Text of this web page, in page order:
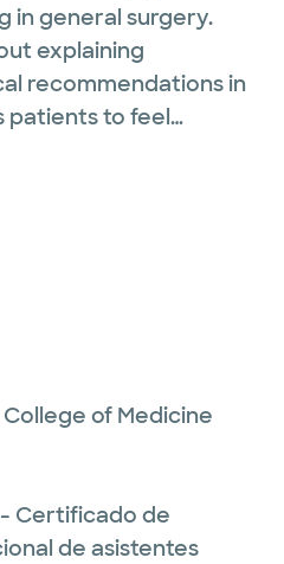
in general surgery.
explaining
recommendations in
patients to feel
to her that
patients feel heard
encounter.
of the American
Assistants and the
of Surgical Physician
include
and friends, trying
of Medicine
Certificado de
de asistentes